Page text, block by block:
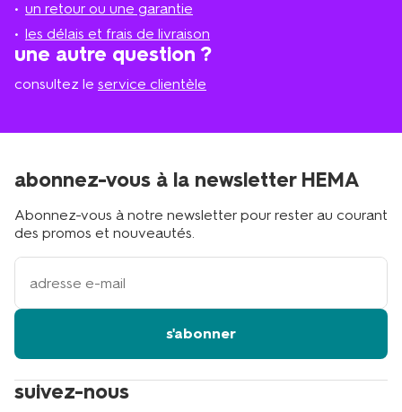
un retour ou une garantie
les délais et frais de livraison
une autre question ?
consultez le service clientèle
plus
proche
suivez-nous
abonnez-vous à la newsletter HEMA
Abonnez-vous à notre newsletter pour rester au courant
des promos et nouveautés.
votre
adresse
s'abonner